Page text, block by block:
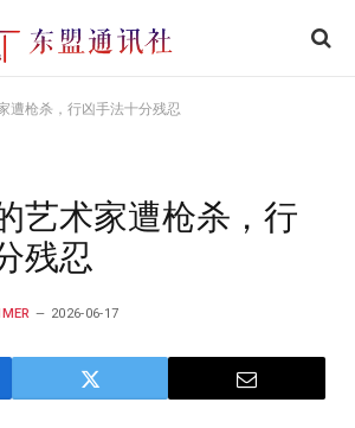
遭枪杀，行凶手法十分残忍
艺术家遭枪杀，行
残忍
2026-06-17